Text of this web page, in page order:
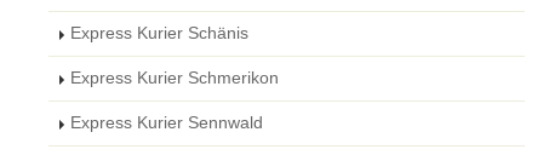
Express Kurier Schänis
Express Kurier Schmerikon
Express Kurier Sennwald